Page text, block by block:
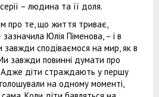
– людина та її доля.
про те, що життя триває,
Юлія Піменова, – і в
сподіваємося на мир, як в
Ми завжди повинні думати про
Адже діти страждають у першу
на одному моменті,